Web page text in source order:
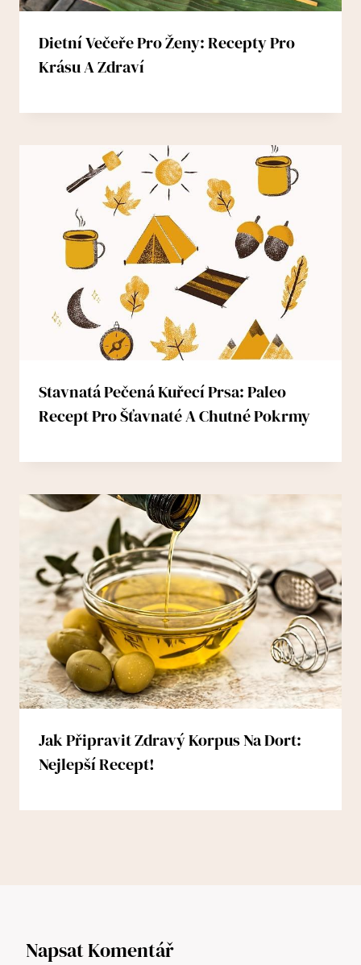
Dietní Večeře Pro Ženy: Recepty Pro
Krásu A Zdraví
Stavnatá Pečená Kuřecí Prsa: Paleo
Recept Pro Šťavnaté A Chutné Pokrmy
Jak Připravit Zdravý Korpus Na Dort:
Nejlepší Recept!
Napsat Komentář